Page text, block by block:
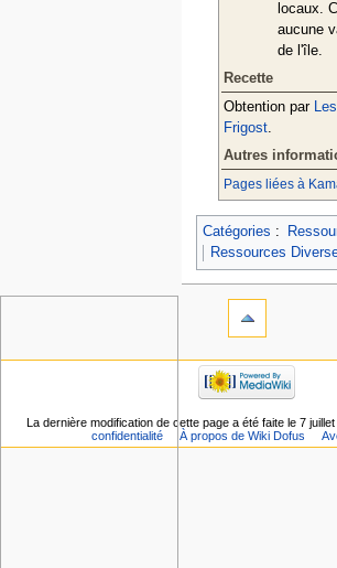
locaux.
aucune
de l'île.
Recette
Obtention par
Frigost.
Autres
Pages liées à
Catégories :
Ressources
La dernière modification de cette page a été faite le 7 juillet
confidentialité
À propos de Wiki Dofus